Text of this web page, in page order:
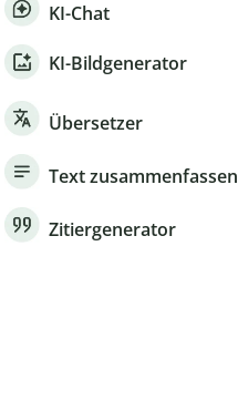
KI-Chat
KI-Bildgenerator
Übersetzer
Text zusammenfassen
Zitiergenerator